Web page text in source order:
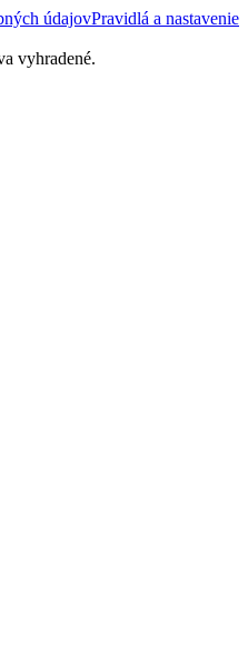
údajovPravidlá a nastavenie
vyhradené.